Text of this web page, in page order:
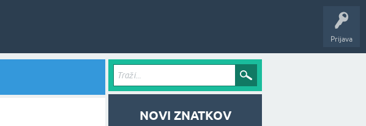
Prijava
NOVI ZNATKOV